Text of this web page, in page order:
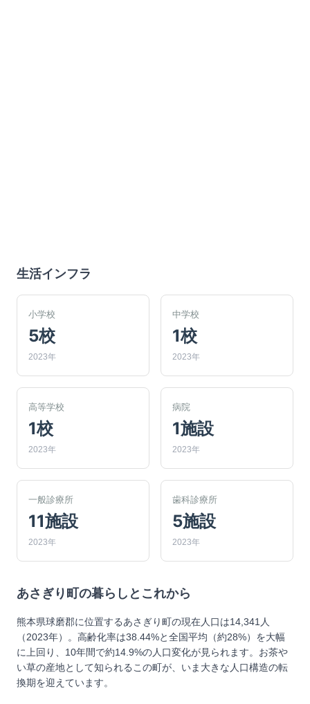
生活インフラ
小学校
5校
2023年
中学校
1校
2023年
高等学校
1校
2023年
病院
1施設
2023年
一般診療所
11施設
2023年
歯科診療所
5施設
2023年
あさぎり町 の暮らしとこれから
熊本県球磨郡に位置するあさぎり町の現在人口は14,341人
（2023年）。高齢化率は38.44%と全国平均（約28%）を大幅
に上回り、10年間で約14.9%の人口変化が見られます。お茶や
い草の産地として知られるこの町が、いま大きな人口構造の転
換期を迎えています。